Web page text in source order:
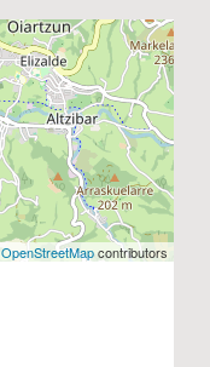
OpenStreetMapcontributors